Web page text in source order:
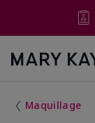
Maquillage